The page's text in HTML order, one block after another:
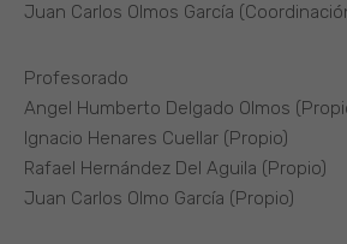
Juan Carlos Olmos García
Profesorado
Angel Humberto Delgado Olmos
Ignacio Henares Cuellar (Propio)
Rafael Hernández Del Aguila (Propio)
Juan Carlos Olmo García (Propio)